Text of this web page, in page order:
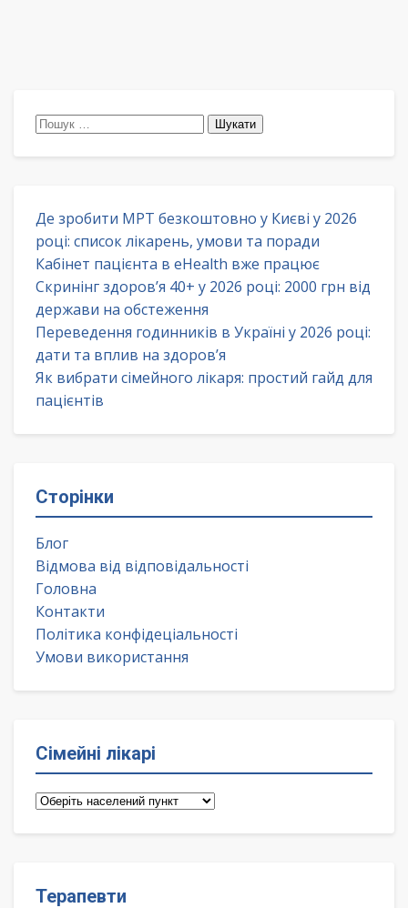
Пошук:
Де зробити МРТ безкоштовно у Києві у 2026
році: список лікарень, умови та поради
Кабінет пацієнта в eHealth вже працює
Скринінг здоров’я 40+ у 2026 році: 2000 грн від
держави на обстеження
Переведення годинників в Україні у 2026 році:
дати та вплив на здоров’я
Як вибрати сімейного лікаря: простий гайд для
пацієнтів
Сторінки
Блог
Відмова від відповідальності
Головна
Контакти
Політика конфідеціальності
Умови використання
Сімейні лікарі
Сімейні
Терапевти